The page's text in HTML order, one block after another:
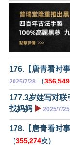
176.【唐青看时
2025/7/28 （356,549
177.3岁娃写对联
找妈妈 ▶️ 2025/7/25
178.【唐青看时
（355,274次）